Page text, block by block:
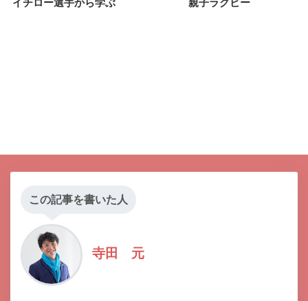
イチロー選手から学ぶ 親子ラグビー
この記事を書いた人
寺田 元